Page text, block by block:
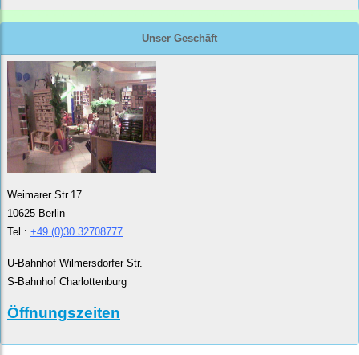
Unser Geschäft
Weimarer Str.17
10625 Berlin
Tel.: +49 (0)30 32708777
U-Bahnhof Wilmersdorfer Str.
S-Bahnhof Charlottenburg
Öffnungszeiten